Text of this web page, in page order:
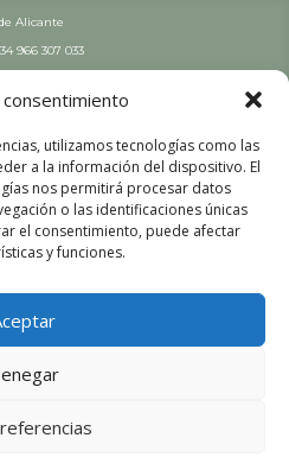
utilizamos tecnologías como las
a la información del dispositivo. El
nos permitirá procesar datos
o las identificaciones únicas
el consentimiento, puede afectar
y funciones.
Alicante
966 307 033
19 h | V: 8-19 h
V: 8:00 – 15:00
Valencia
963 447 663
– Junio
8:00-16 h
V: 8:00 – 15:00
legal
de privacidad
de cookies